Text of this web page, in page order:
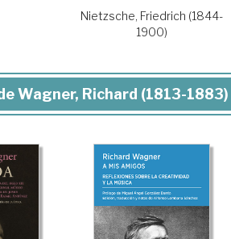
Nietzsche, Friedrich (1844-
1900)
Wagner, Richard (1813-1883)